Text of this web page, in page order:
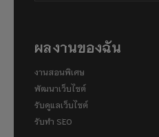
ผลงานของฉัน
งานสอนพิเศษ
พัฒนาเว็บไซต์
รับดูแลเว็บไซต์
รับทำ SEO